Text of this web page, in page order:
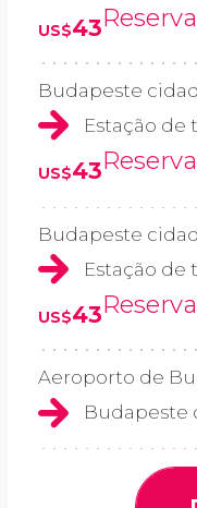
US$43
Budapeste
Estação
US$43
Budapeste
Estação
US$43
Aeroporto de
Budapeste